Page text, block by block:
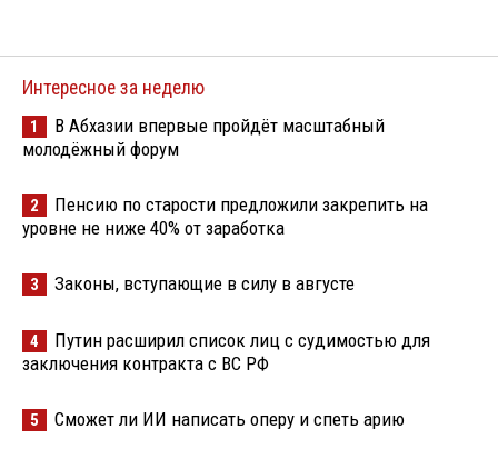
Интересное за неделю
1
В Абхазии впервые пройдёт масштабный
молодёжный форум
2
Пенсию по старости предложили закрепить на
уровне не ниже 40% от заработка
3 Законы, вступающие в силу в августе
4
Путин расширил список лиц с судимостью для
заключения контракта с ВС РФ
5 Сможет ли ИИ написать оперу и спеть арию